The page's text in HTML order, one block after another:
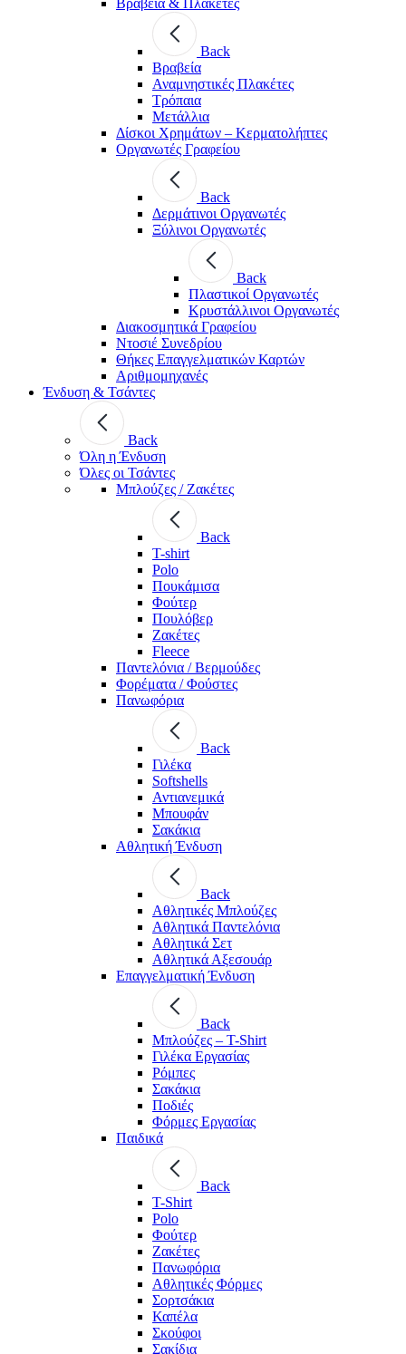
Back
Βραβεία
Αναμνηστικές Πλακέτες
Τρόπαια
Μετάλλια
Δίσκοι Χρημάτων – Κερματολήπτες
Οργανωτές Γραφείου
Back
Δερμάτινοι Οργανωτές
Ξύλινοι Οργανωτές
Back
Πλαστικοί Οργανωτές
Κρυστάλλινοι Οργανωτές
Διακοσμητικά Γραφείου
Ντοσιέ Συνεδρίου
Θήκες Επαγγελματικών Καρτών
Αριθμομηχανές
Ένδυση & Τσάντες
Back
Όλη η Ένδυση
Όλες οι Τσάντες
Μπλούζες / Ζακέτες
Back
T-shirt
Polo
Πουκάμισα
Φούτερ
Πουλόβερ
Ζακέτες
Fleece
Παντελόνια / Βερμούδες
Φορέματα / Φούστες
Πανωφόρια
Back
Γιλέκα
Softshells
Αντιανεμικά
Μπουφάν
Σακάκια
Αθλητική Ένδυση
Back
Aθλητικές Μπλούζες
Αθλητικά Παντελόνια
Αθλητικά Σετ
Αθλητικά Αξεσουάρ
Επαγγελματική Ένδυση
Back
Μπλούζες – T-Shirt
Γιλέκα Εργασίας
Ρόμπες
Σακάκια
Ποδιές
Φόρμες Εργασίας
Παιδικά
Back
T-Shirt
Polo
Φούτερ
Ζακέτες
Πανωφόρια
Αθλητικές Φόρμες
Σορτσάκια
Καπέλα
Σκούφοι
Σακίδια